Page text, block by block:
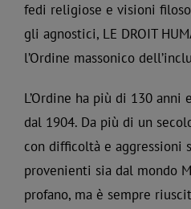
fedi religiose e visioni
gli agnostici, LE DROIT
l’Ordine massonico
L’Ordine ha più di 130
dal 1904. Da più di un
con difficoltà e aggressioni
provenienti sia dal mondo
profano, ma è sempre